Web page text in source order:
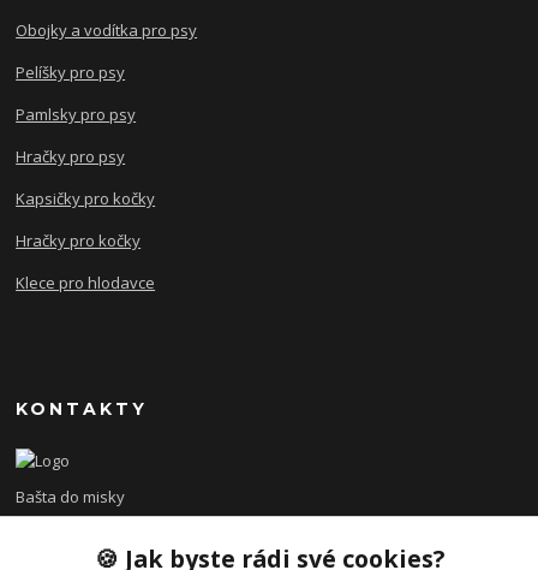
Obojky a vodítka pro psy
Pelíšky pro psy
Pamlsky pro psy
Hračky pro psy
Kapsičky pro kočky
Hračky pro kočky
Klece pro hlodavce
KONTAKTY
Bašta do misky
+420 608 479 610🍪 Jak byste rádi své cookies?